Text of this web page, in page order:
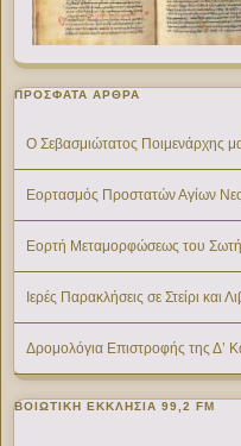
ΠΡΌΣΦΑΤΑ ΆΡΘΡΑ
Ο Σεβασμιώτατος Ποιμενάρχης
Εορτασμός Προστατών Αγίων
Εορτή Μεταμορφώσεως του
Ιερές Παρακλήσεις σε Στείρι και
Δρομολόγια Επιστροφής της Δ’
ΒΟΙΩΤΙΚΉ ΕΚΚΛΗΣΊΑ 99,2 FM